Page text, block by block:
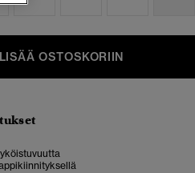
LISÄÄ OSTOSKORIIN